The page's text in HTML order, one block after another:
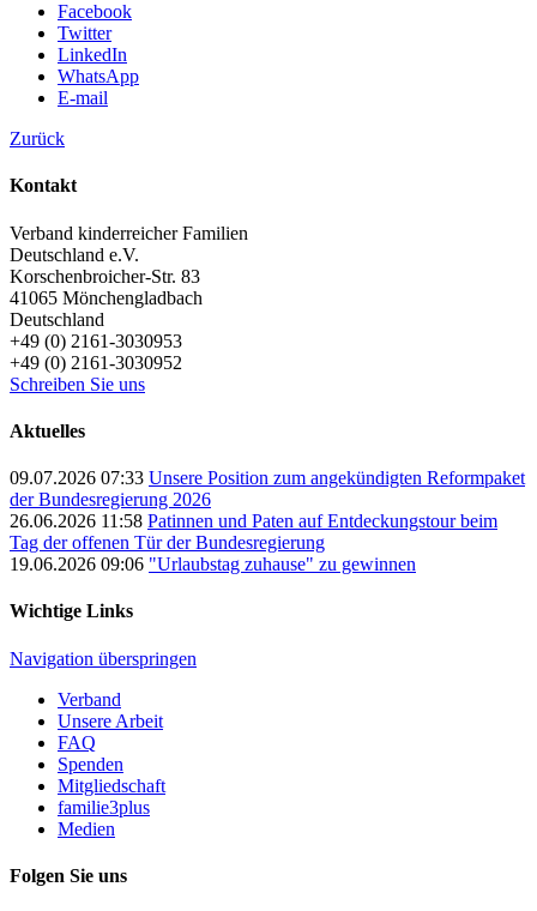
Facebook
Twitter
LinkedIn
WhatsApp
E-mail
Zurück
Kontakt
Verband kinderreicher Familien
Deutschland e.V.
Korschenbroicher-Str. 83
41065 Mönchengladbach
Deutschland
+49 (0) 2161-3030953
+49 (0) 2161-3030952
Schreiben Sie uns
Aktuelles
09.07.2026 07:33 Unsere Position zum angekündigten Reformpaket
der Bundesregierung 2026
26.06.2026 11:58 Patinnen und Paten auf Entdeckungstour beim
Tag der offenen Tür der Bundesregierung
19.06.2026 09:06 "Urlaubstag zuhause" zu gewinnen
Wichtige Links
Navigation überspringen
Verband
Unsere Arbeit
FAQ
Spenden
Mitgliedschaft
familie3plus
Medien
Folgen Sie uns